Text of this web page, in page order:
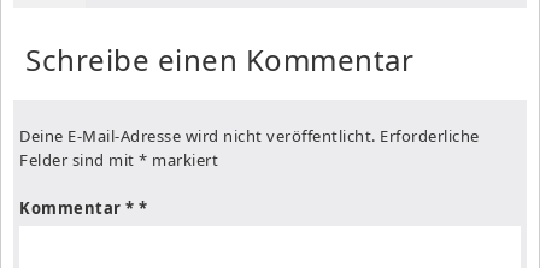
Schreibe einen Kommentar
Deine E-Mail-Adresse wird nicht veröffentlicht. Erforderliche
Felder sind mit * markiert
Kommentar *